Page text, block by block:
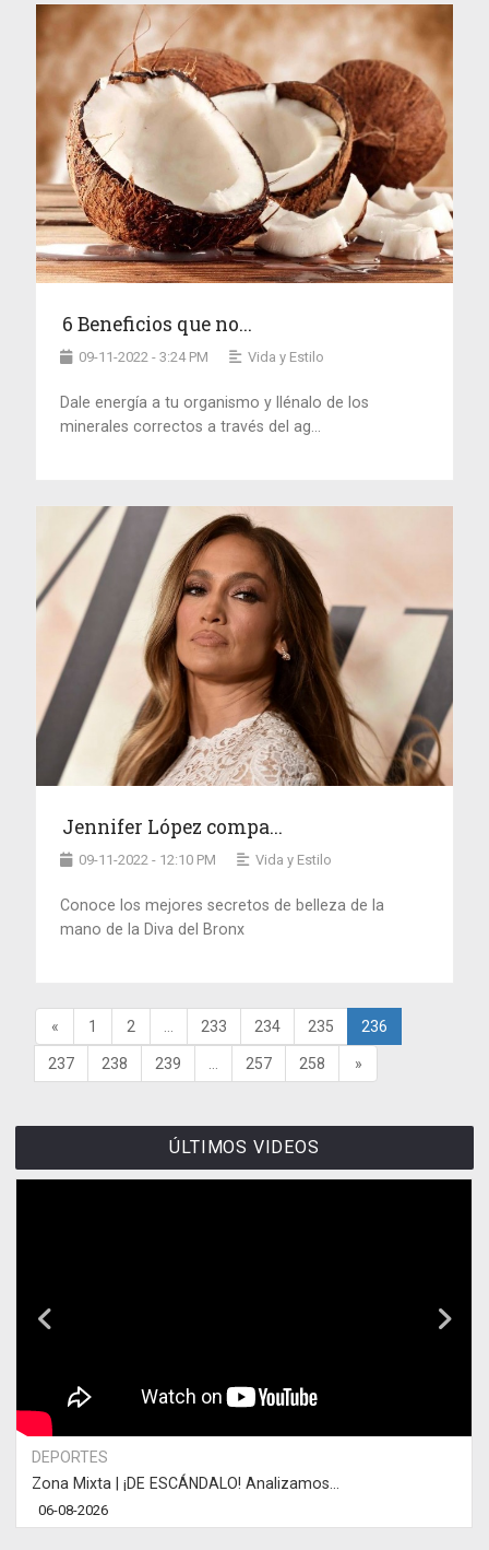
6 Beneficios que no...
09-11-2022 - 3:24 PM Vida y Estilo
Dale energía a tu organismo y llénalo de los
minerales correctos a través del ag...
Jennifer López compa...
09-11-2022 - 12:10 PM Vida y Estilo
Conoce los mejores secretos de belleza de la
mano de la Diva del Bronx
« 1 2 233 234 235 236
237 238 239 257 258 »
ÚLTIMOS VIDEOS
DEPORTES
Zona Mixta | ¡DE ESCÁNDALO! Analizamos...
06-08-2026